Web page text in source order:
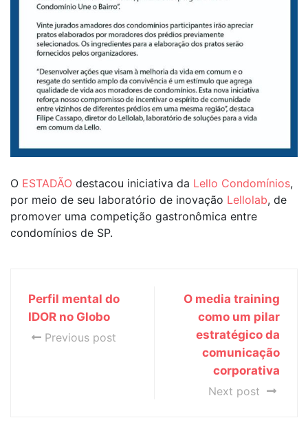
O ESTADÃO destacou iniciativa da Lello Condomínios,
por meio de seu laboratório de inovação Lellolab, de
promover uma competição gastronômica entre
condomínios de SP.
Perfil mental do
IDOR no Globo
Previous post
O media training
como um pilar
estratégico da
comunicação
corporativa
Next post